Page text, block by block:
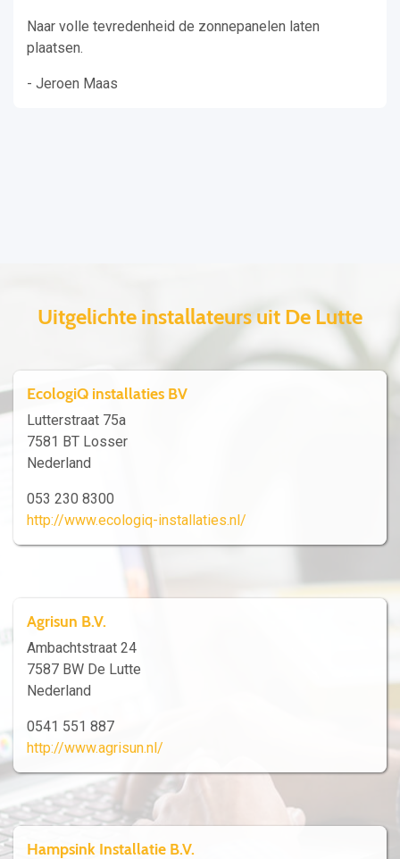
Naar volle tevredenheid de zonnepanelen laten
plaatsen.
- Jeroen Maas
Uitgelichte installateurs uit De Lutte
EcologiQ installaties BV
Lutterstraat 75a
7581 BT Losser
Nederland
053 230 8300
http://www.ecologiq-installaties.nl/
Agrisun B.V.
Ambachtstraat 24
7587 BW De Lutte
Nederland
0541 551 887
http://www.agrisun.nl/
Hampsink Installatie B.V.